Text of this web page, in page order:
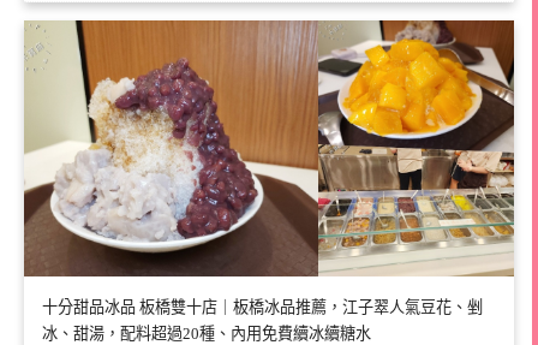
十分甜品冰品 板橋雙十店｜板橋冰品推薦，江子翠人氣豆花、剉
冰、甜湯，配料超過20種、內用免費續冰續糖水